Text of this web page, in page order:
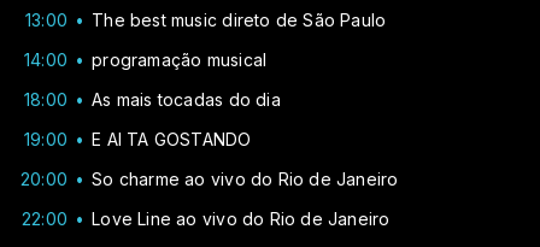
13:00
The best music direto de São Paulo
14:00
programação musical
18:00
As mais tocadas do dia
19:00
E AI TA GOSTANDO
20:00
So charme ao vivo do Rio de Janeiro
22:00
Love Line ao vivo do Rio de Janeiro